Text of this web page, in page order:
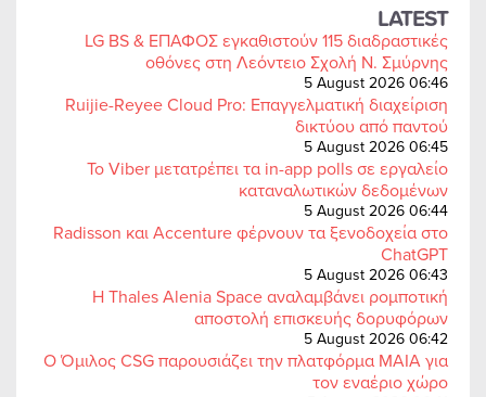
LATEST
LG BS & ΕΠΑΦΟΣ εγκαθιστούν 115 διαδραστικές
οθόνες στη Λεόντειο Σχολή Ν. Σμύρνης
5 August 2026 06:46
Ruijie-Reyee Cloud Pro: Επαγγελματική διαχείριση
δικτύου από παντού
5 August 2026 06:45
Το Viber μετατρέπει τα in-app polls σε εργαλείο
καταναλωτικών δεδομένων
5 August 2026 06:44
Radisson και Accenture φέρνουν τα ξενοδοχεία στο
ChatGPT
5 August 2026 06:43
Η Thales Alenia Space αναλαμβάνει ρομποτική
αποστολή επισκευής δορυφόρων
5 August 2026 06:42
Ο Όμιλος CSG παρουσιάζει την πλατφόρμα MAIA για
τον εναέριο χώρο